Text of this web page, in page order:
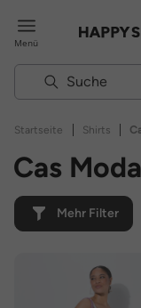
Menü
Startseite | Shirts |
Cas
Mehr Filter